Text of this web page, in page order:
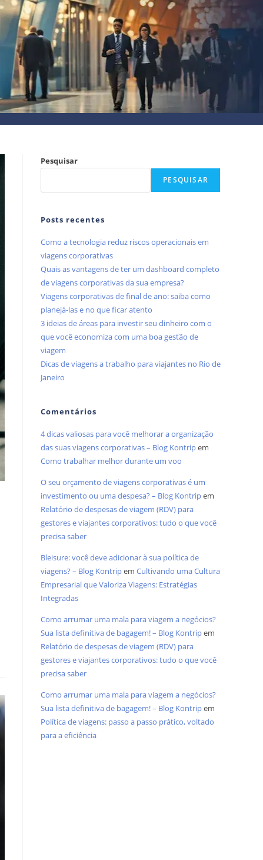
Pesquisar
PESQUISAR
Posts recentes
Como a tecnologia reduz riscos operacionais em
viagens corporativas
Quais as vantagens de ter um dashboard completo
de viagens corporativas da sua empresa?
Viagens corporativas de final de ano: saiba como
planejá-las e no que ficar atento
3 ideias de áreas para investir seu dinheiro com o
que você economiza com uma boa gestão de
viagem
Dicas de viagens a trabalho para viajantes no Rio de
Janeiro
Comentários
4 dicas valiosas para você melhorar a organização
das suas viagens corporativas – Blog Kontripem
Como trabalhar melhor durante um voo
O seu orçamento de viagens corporativas é um
investimento ou uma despesa? – Blog Kontripem
Relatório de despesas de viagem (RDV) para
gestores e viajantes corporativos: tudo o que você
precisa saber
Bleisure: você deve adicionar à sua política de
viagens? – Blog Kontripem Cultivando uma Cultura
Empresarial que Valoriza Viagens: Estratégias
Integradas
Como arrumar uma mala para viagem a negócios?
Sua lista definitiva de bagagem! – Blog Kontripem
Relatório de despesas de viagem (RDV) para
gestores e viajantes corporativos: tudo o que você
precisa saber
Como arrumar uma mala para viagem a negócios?
Sua lista definitiva de bagagem! – Blog Kontripem
Política de viagens: passo a passo prático, voltado
para a eficiência